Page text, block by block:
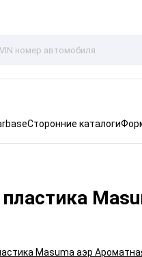
Сторонние каталоги